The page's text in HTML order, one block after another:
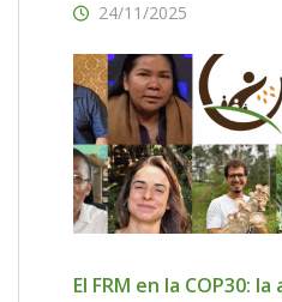
24/11/2025
El FRM en la COP30: